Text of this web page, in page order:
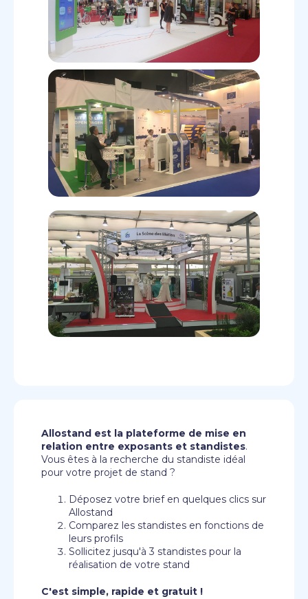
Allostand est la plateforme de mise en
relation entre exposants et standistes.
Vous êtes à la recherche du standiste idéal
pour votre projet de stand ?
Déposez votre brief en quelques clics sur
Allostand
Comparez les standistes en fonctions de
leurs profils
Sollicitez jusqu'à 3 standistes pour la
réalisation de votre stand
C'est simple, rapide et gratuit !